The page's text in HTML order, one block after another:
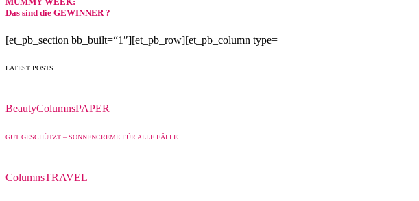
Das sind die GEWINNER ?
[et_pb_section bb_built=“1″][et_pb_row][et_pb_column type=
LATEST POSTS
BeautyColumnsPAPER
GUT GESCHÜTZT – SONNENCREME FÜR ALLE FÄLLE
ColumnsTRAVEL